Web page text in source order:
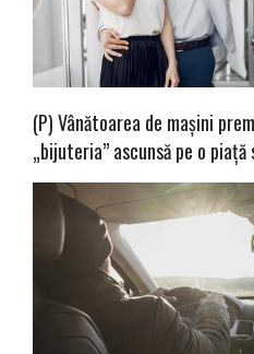
(P) Vânătoarea de mașini
„bijuteria” ascunsă pe o